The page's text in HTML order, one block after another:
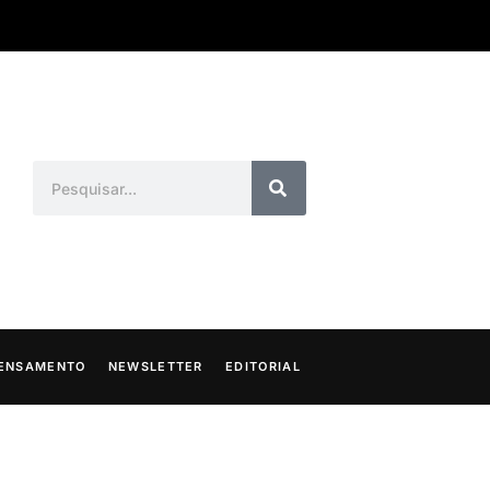
NEWSLETTER EDITORIAL